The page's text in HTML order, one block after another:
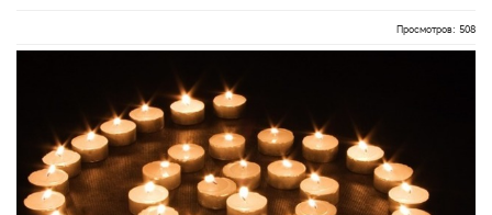
Просмотров: 508